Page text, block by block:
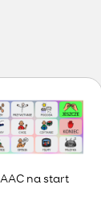
AAC na start